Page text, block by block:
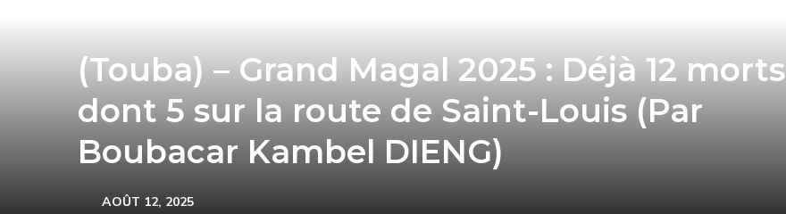
(Touba) – Grand Magal 2025 : Déjà 12 morts
dont 5 sur la route de Saint-Louis (Par
Boubacar Kambel DIENG)
AOÛT 12, 2025